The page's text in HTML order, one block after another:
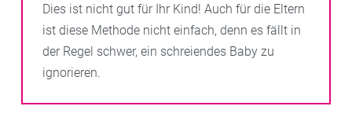
Dies ist nicht gut für Ihr Kind! Auch für die Eltern
ist diese Methode nicht einfach, denn es fällt in
der Regel schwer, ein schreiendes Baby zu
ignorieren.